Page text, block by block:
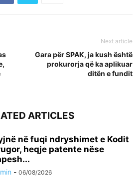
Next article
Gara për SPAK, ja kush është
prokurorja që ka aplikuar
ditën e fundit
ARTICLES
në fuqi ndryshimet e Kodit
heqje patente nëse
- 06/08/2026